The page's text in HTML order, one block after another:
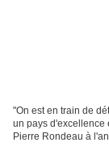
"On est en train de
un pays d'excellence
Pierre Rondeau à